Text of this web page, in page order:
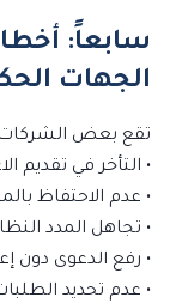
سابعاً:
الجهات
تقع بعض الشركات
• التأخر في تقديم
• عدم الاحتفاظ
• تجاهل المدد
• رفع الدعوى دون
• عدم تحديد